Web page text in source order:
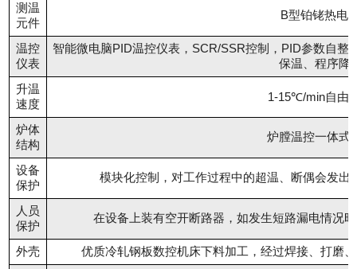
测温
元件
B型铂铑热电
温控
仪表
智能微电脑PID温控仪表，SCR/SSR控制，PID参数自整
保温、程序降
升温
速度
1-15℃/min自由
炉体
结构
炉膛温控一体式
设备
保护
模块化控制，对工作过程中的超温、断偶会发
人员
保护
在设备上装有空开断路器，如发生短路漏电情况
外壳
优质冷轧钢板数控机床下料加工，经过焊接、打磨